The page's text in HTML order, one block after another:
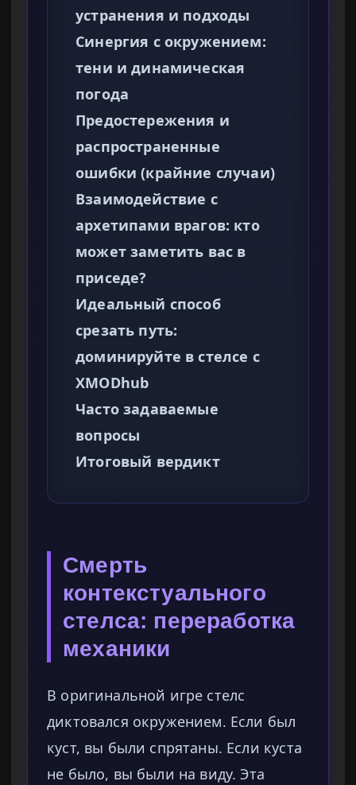
устранения и подходы
Синергия с окружением:
тени и динамическая
погода
Предостережения и
распространенные
ошибки (крайние случаи)
Взаимодействие с
архетипами врагов: кто
может заметить вас в
приседе?
Идеальный способ
срезать путь:
доминируйте в стелсе с
XMODhub
Часто задаваемые
вопросы
Итоговый вердикт
Смерть
контекстуального
стелса: переработка
механики
В оригинальной игре стелс
диктовался окружением. Если был
куст, вы были спрятаны. Если куста
не было, вы были на виду. Эта